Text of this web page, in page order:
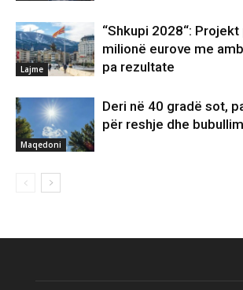
Lajme
“Shkupi 2028“:
milionë eurove me
pa rezultate
Maqedoni
Deri në 40 gradë sot,
për reshje dhe